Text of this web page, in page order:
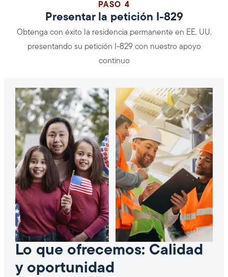
PASO 4
Presentar la petición I-829
Obtenga con éxito la residencia permanente en EE. UU.
presentando su petición I-829 con nuestro apoyo
continuo
Lo que ofrecemos: Calidad
y oportunidad